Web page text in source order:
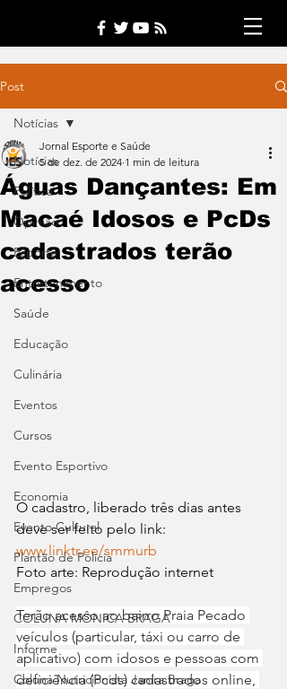
Post
Notícias
Política
Opinião
Esporte
Entretenimento
Saúde
Educação
Culinária
Eventos
Cursos
Evento Esportivo
Economia
Evento Cultural
Plantão de Polícia
Empregos
COLUNA MÔNICA BRAGA
Informe
Coluna Nutricionista Janira Braga
Notícias
Águas Dançantes: Em
Macaé Idosos e PcDs
cadastrados terão
acesso
Jornal Esporte e Saúde
5 de dez. de 2024 1 min de leitura
O cadastro, liberado três dias antes
deve ser feito pelo link:
www.linktr.ee/smmurb
Foto arte: Reprodução internet
Terão acesso ao bairro Praia Pecado
veículos (particular, táxi ou carro de
aplicativo) com idosos e pessoas com
deficiência (Pcds) cadastrados online,